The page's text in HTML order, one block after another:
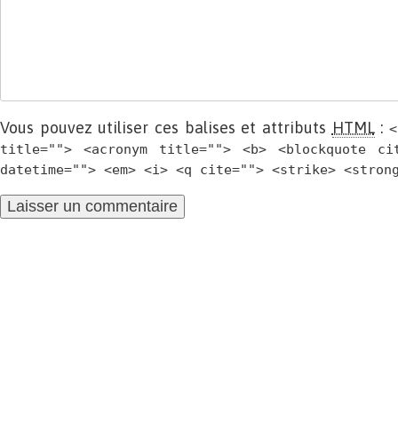
Vous pouvez utiliser ces balises et attributs HTML:
title=""> <acronym title=""> <b> <blockquote
datetime=""> <em> <i> <q cite=""> <strike>